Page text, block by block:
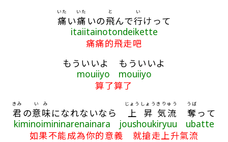
痛
いた
い痛
いた
いの飛
と
んで行
い
けって
itaiitainotondeikette
痛痛的飛走吧
もういいよ もういいよ
mouiiyo mouiiyo
算了算了
君
きみ
の意味
いみ
になれないなら 上昇
じょうしょう
気流
きりゅう
奪
うば
って
kiminoimininarenainara joushoukiryuu ubatte
如果不能成為你的意義 就搶走上升氣流